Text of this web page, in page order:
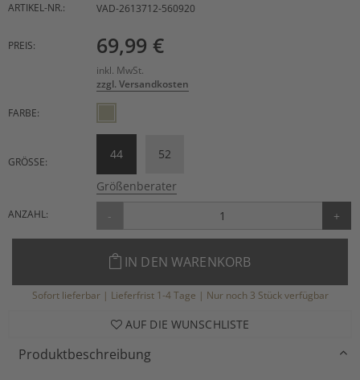
ARTIKEL-NR.: VAD-2613712-560920
PREIS: 69,99 €
inkl. MwSt.
zzgl. Versandkosten
FARBE:
GRÖSSE:
44 52
Größenberater
ANZAHL: - +
IN DEN WARENKORB
Sofort lieferbar | Lieferfrist 1-4 Tage | Nur noch 3 Stück verfügbar
AUF DIE WUNSCHLISTE
Produktbeschreibung